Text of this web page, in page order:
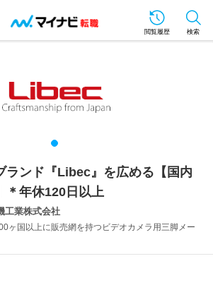
閲覧履歴 検索
ランド『Libec』を広める【国内
＊年休120日以上
工業株式会社
ヶ国以上に販売網を持つビデオカメラ用三脚メー